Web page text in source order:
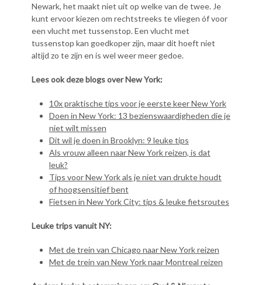
Newark, het maakt niet uit op welke van de twee. Je
kunt ervoor kiezen om rechtstreeks te vliegen óf voor
een vlucht met tussenstop. Een vlucht met
tussenstop kan goedkoper zijn, maar dit hoeft niet
altijd zo te zijn en is wel weer meer gedoe.
Lees ook deze blogs over New York:
10x praktische tips voor je eerste keer New York
Doen in New York: 13 bezienswaardigheden die je
niet wilt missen
Dit wil je doen in Brooklyn: 9 leuke tips
Als vrouw alleen naar New York reizen, is dat
leuk?
Tips voor New York als je niet van drukte houdt
of hoogsensitief bent
Fietsen in New York City: tips & leuke fietsroutes
Leuke trips vanuit NY:
Met de trein van Chicago naar New York reizen
Met de trein van New York naar Montreal reizen